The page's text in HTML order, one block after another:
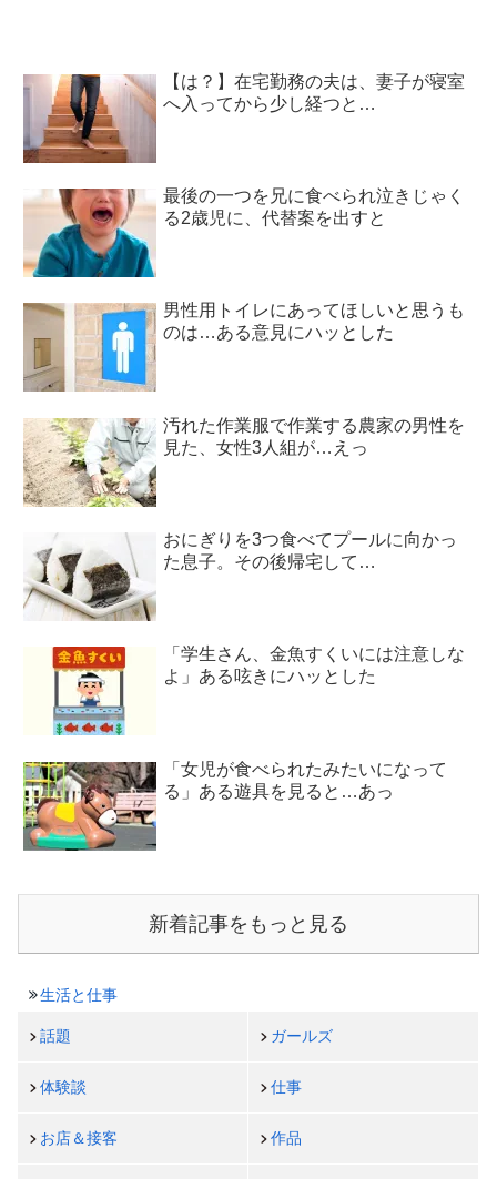
【は？】在宅勤務の夫は、妻子が寝室
へ入ってから少し経つと…
最後の一つを兄に食べられ泣きじゃく
る2歳児に、代替案を出すと
男性用トイレにあってほしいと思うも
のは…ある意見にハッとした
汚れた作業服で作業する農家の男性を
見た、女性3人組が…えっ
おにぎりを3つ食べてプールに向かっ
た息子。その後帰宅して…
「学生さん、金魚すくいには注意しな
よ」ある呟きにハッとした
「女児が食べられたみたいになって
る」ある遊具を見ると…あっ
新着記事をもっと見る
生活と仕事
話題 ガールズ
体験談 仕事
お店＆接客 作品